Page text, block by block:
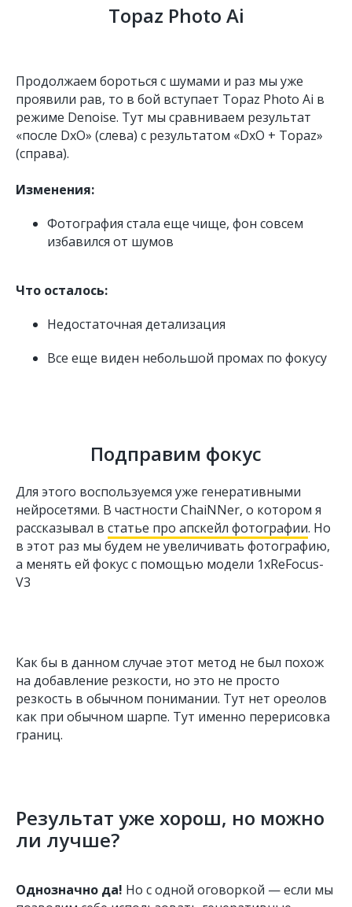
Topaz Photo Ai
Продолжаем бороться с шумами и раз мы уже
проявили рав, то в бой вступает Topaz Photo Ai в
режиме Denoise. Тут мы сравниваем результат
«после DxO» (слева) с результатом «DxO + Topaz»
(справа).
Изменения:
Фотография стала еще чище, фон совсем
избавился от шумов
Что осталось:
Недостаточная детализация
Все еще виден небольшой промах по фокусу
Подправим фокус
Для этого воспользуемся уже генеративными
нейросетями. В частности ChaiNNer, о котором я
рассказывал в статье про апскейл фотографии. Но
в этот раз мы будем не увеличивать фотографию,
а менять ей фокус с помощью модели 1xReFocus-
V3
Как бы в данном случае этот метод не был похож
на добавление резкости, но это не просто
резкость в обычном понимании. Тут нет ореолов
как при обычном шарпе. Тут именно перерисовка
границ.
Результат уже хорош, но можно
ли лучше?
Однозначно да! Но с одной оговоркой — если мы